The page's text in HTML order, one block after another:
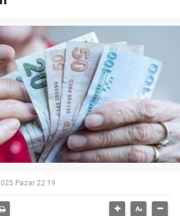
Pazar 22:19